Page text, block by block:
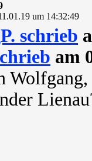
um 14:32:49
schrieb
am